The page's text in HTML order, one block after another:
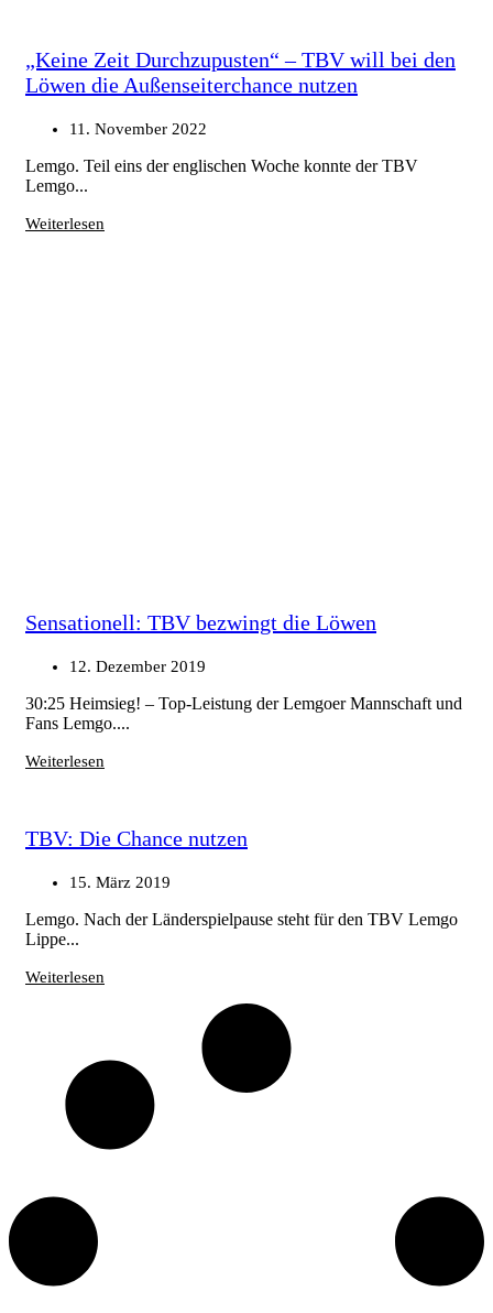
„Keine Zeit Durchzupusten“ – TBV will bei den
Löwen die Außenseiterchance nutzen
11. November 2022
Lemgo. Teil eins der englischen Woche konnte der TBV
Lemgo...
Weiterlesen
Sensationell: TBV bezwingt die Löwen
12. Dezember 2019
30:25 Heimsieg! – Top-Leistung der Lemgoer Mannschaft und
Fans Lemgo....
Weiterlesen
TBV: Die Chance nutzen
15. März 2019
Lemgo. Nach der Länderspielpause steht für den TBV Lemgo
Lippe...
Weiterlesen